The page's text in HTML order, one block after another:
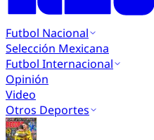
Futbol Nacional
Selección Mexicana
Futbol Internacional
Opinión
Video
Otros Deportes